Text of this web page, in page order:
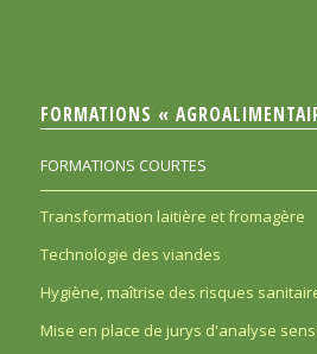
FORMATIONS «
FORMATIONS COURTES
Transformation laitière et fromagère
Technologie des viandes
Hygiène, maîtrise des risques
Mise en place de jurys d'analyse